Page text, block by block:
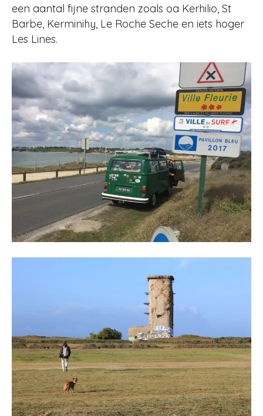
een aantal fijne stranden zoals oa Kerhilio, St
Barbe, Kerminihy, Le Roche Seche en iets hoger
Les Lines.